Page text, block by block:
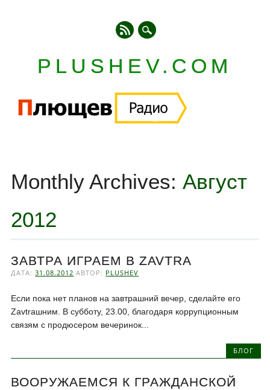
PLUSHEV.COM
content
Monthly Archives: Август
2012
ЗАВТРА ИГРАЕМ В ZAVTRA
ДАТА:31.08.2012 АВТОР: PLUSHEV
Если пока нет планов на завтрашний вечер, сделайте его
Zavtraшним. В субботу, 23.00, благодаря коррупционным
связям с продюсером вечеринок...
БЛОГ
ВООРУЖАЕМСЯ К ГРАЖДАНСКОЙ